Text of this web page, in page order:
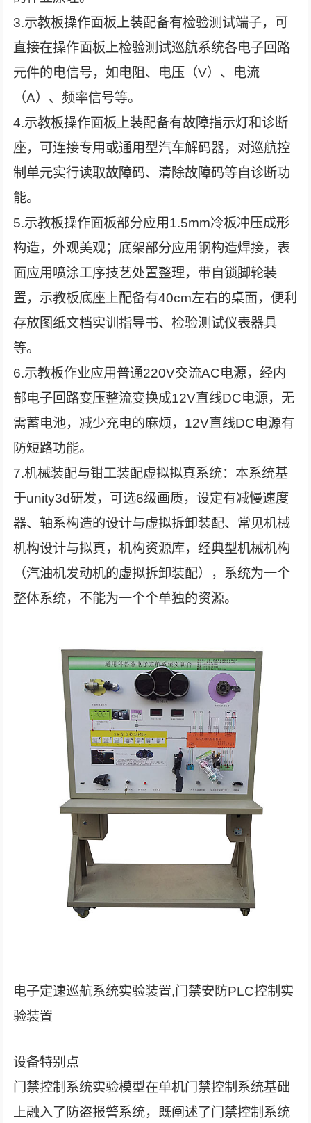
3.示教板操作面板上装配备有检验测试端子，可
直接在操作面板上检验测试巡航系统各电子回路
元件的电信号，如电阻、电压（V）、电流
（A）、频率信号等。
4.示教板操作面板上装配备有故障指示灯和诊断
座，可连接专用或通用型汽车解码器，对巡航控
制单元实行读取故障码、清除故障码等自诊断功
能。
5.示教板操作面板部分应用1.5mm冷板冲压成形
构造，外观美观；底架部分应用钢构造焊接，表
面应用喷涂工序技艺处置整理，带自锁脚轮装
置，示教板底座上配备有40cm左右的桌面，便利
存放图纸文档实训指导书、检验测试仪表器具
等。
6.示教板作业应用普通220V交流AC电源，经内
部电子回路变压整流变换成12V直线DC电源，无
需蓄电池，减少充电的麻烦，12V直线DC电源有
防短路功能。
7.机械装配与钳工装配虚拟拟真系统：本系统基
于unity3d研发，可选6级画质，设定有减慢速度
器、轴系构造的设计与虚拟拆卸装配、常见机械
机构设计与拟真，机构资源库，经典型机械机构
（汽油机发动机的虚拟拆卸装配），系统为一个
整体系统，不能为一个个单独的资源。
电子定速巡航系统实验装置,门禁安防PLC控制实
验装置
设备特别点
门禁控制系统实验模型在单机门禁控制系统基础
上融入了防盗报警系统，既阐述了门禁控制系统